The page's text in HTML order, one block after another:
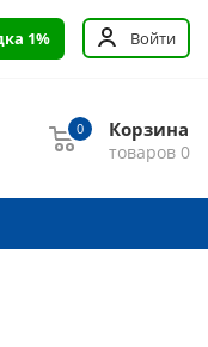
1% Войти
Корзина
товаров 0
0